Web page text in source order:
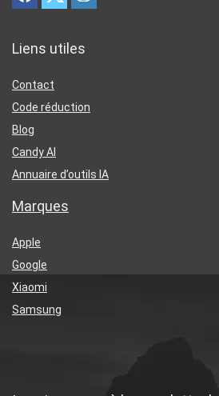
Liens utiles
Contact
Code réduction
Blog
Candy AI
Annuaire d’outils IA
Marques
Apple
Google
Xiaomi
Samsung